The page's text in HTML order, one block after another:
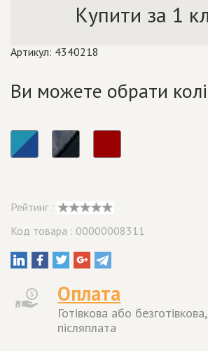
Купити за 1
Артикул: 4340218
Ви можете обрати
Рейтинг :
Код товара : 00000008311
Оплата
Готівкова або
післяплата